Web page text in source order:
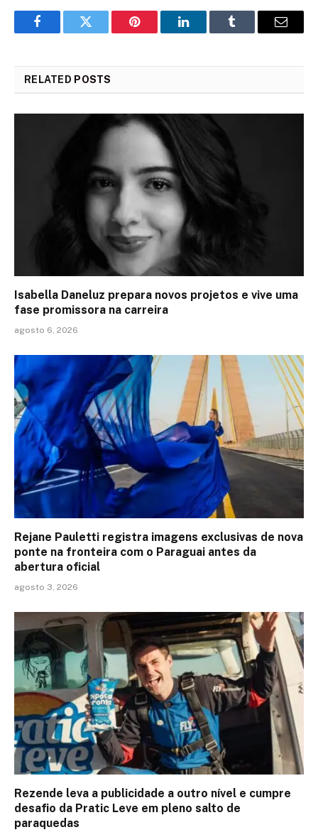
FacebookTwitter Pinterest LinkedInTumblr Email
RELATED POSTS
Isabella Daneluz prepara novos projetos e vive uma
fase promissora na carreira
agosto 6, 2026
Rejane Pauletti registra imagens exclusivas de nova
ponte na fronteira com o Paraguai antes da
abertura oficial
agosto 3, 2026
Rezende leva a publicidade a outro nível e cumpre
desafio da Pratic Leve em pleno salto de
paraquedas